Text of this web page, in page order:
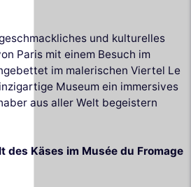
und kulturelles
Paris mit einem Besuch im
im malerischen Viertel Le
Museum ein immersives
aus aller Welt begeistern
des Käses im Musée du Fromage